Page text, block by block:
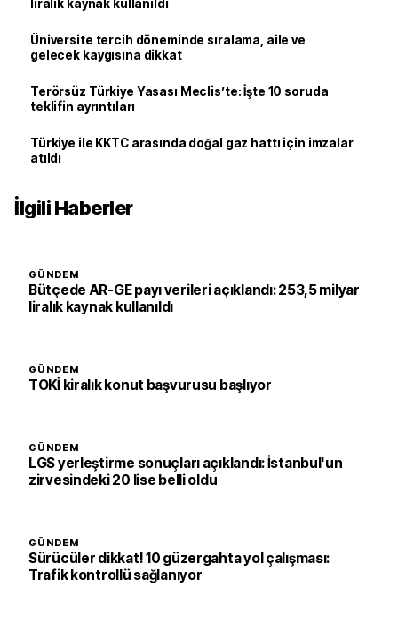
liralık kaynak kullanıldı
Üniversite tercih döneminde sıralama, aile ve
gelecek kaygısına dikkat
Terörsüz Türkiye Yasası Meclis’te: İşte 10 soruda
teklifin ayrıntıları
Türkiye ile KKTC arasında doğal gaz hattı için imzalar
atıldı
İlgili Haberler
GÜNDEM
Bütçede AR-GE payı verileri açıklandı: 253,5 milyar
liralık kaynak kullanıldı
GÜNDEM
TOKİ kiralık konut başvurusu başlıyor
GÜNDEM
LGS yerleştirme sonuçları açıklandı: İstanbul'un
zirvesindeki 20 lise belli oldu
GÜNDEM
Sürücüler dikkat! 10 güzergahta yol çalışması:
Trafik kontrollü sağlanıyor